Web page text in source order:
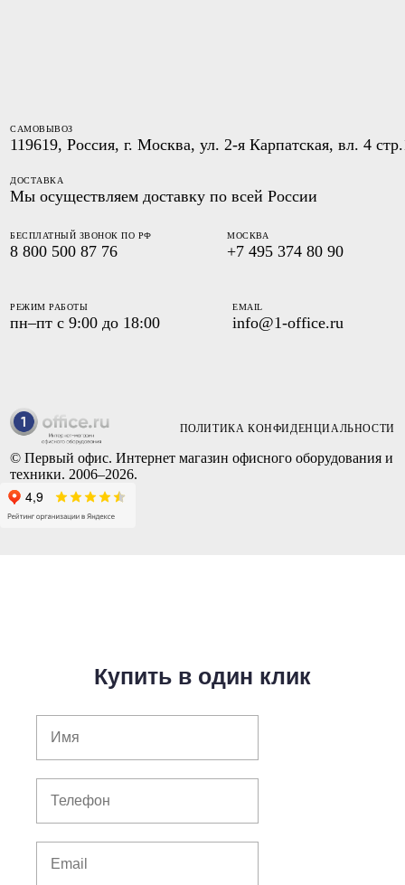
САМОВЫВОЗ
119619, Россия, г. Москва, ул. 2-я Карпатская, вл. 4
ДОСТАВКА
Мы осуществляем доставку по всей России
БЕСПЛАТНЫЙ ЗВОНОК ПО РФ
8 800 500 87 76
МОСКВА
+7 495 374 80 90
РЕЖИМ РАБОТЫ
пн–пт с 9:00 до 18:00
EMAIL
info@1-office.ru
ПОЛИТИКА КОНФИДЕНЦИАЛЬНОСТИ
© Первый офис. Интернет магазин офисного оборудования и
техники. 2006–2026.
Купить в один клик